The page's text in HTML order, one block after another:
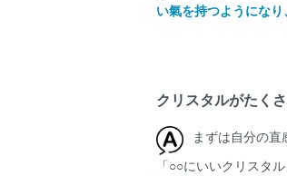
い氣を持つようにな
クリスタルがたく
まずは自分の直
「○○にいいクリスタ